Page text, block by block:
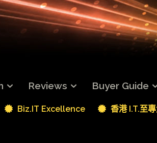
Reviews Buyer Guide
Biz.IT Excellence 香港 I.T.至